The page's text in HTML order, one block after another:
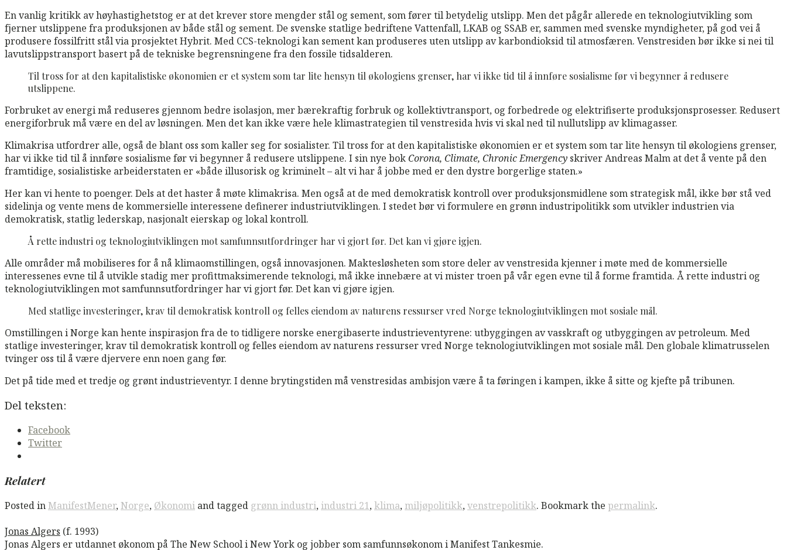
En vanlig kritikk av høyhastighetstog er at det krever store mengder stål og sement, som fører til betydelig utslipp. Men det pågår allerede en teknologiutvikling som
fjerner utslippene fra produksjonen av både stål og sement. De svenske statlige bedriftene Vattenfall, LKAB og SSAB er, sammen med svenske myndigheter, på god vei å
produsere fossilfritt stål via prosjektet Hybrit. Med CCS-teknologi kan sement kan produseres uten utslipp av karbondioksid til atmosfæren. Venstresiden bør ikke si nei til
lavutslippstransport basert på de tekniske begrensningene fra den fossile tidsalderen.
Til tross for at den kapitalistiske økonomien er et system som tar lite hensyn til økologiens grenser, har vi ikke tid til å innføre sosialisme før vi begynner å redusere
utslippene.
Forbruket av energi må reduseres gjennom bedre isolasjon, mer bærekraftig forbruk og kollektivtransport, og forbedrede og elektrifiserte produksjonsprosesser. Redusert
energiforbruk må være en del av løsningen. Men det kan ikke være hele klimastrategien til venstresida hvis vi skal ned til nullutslipp av klimagasser.
Klimakrisa utfordrer alle, også de blant oss som kaller seg for sosialister. Til tross for at den kapitalistiske økonomien er et system som tar lite hensyn til økologiens grenser,
har vi ikke tid til å innføre sosialisme før vi begynner å redusere utslippene. I sin nye bokCorona, Climate, Chronic Emergency skriver Andreas Malm at det å vente på den
framtidige, sosialistiske arbeiderstaten er «både illusorisk og kriminelt – alt vi har å jobbe med er den dystre borgerlige staten.»
Her kan vi hente to poenger. Dels at det haster å møte klimakrisa. Men også at de med demokratisk kontroll over produksjonsmidlene som strategisk mål, ikke bør stå ved
sidelinja og vente mens de kommersielle interessene definerer industriutviklingen. I stedet bør vi formulere en grønn industripolitikk som utvikler industrien via
demokratisk, statlig lederskap, nasjonalt eierskap og lokal kontroll.
Å rette industri og teknologiutviklingen mot samfunnsutfordringer har vi gjort før. Det kan vi gjøre igjen.
Alle områder må mobiliseres for å nå klimaomstillingen, også innovasjonen. Maktesløsheten som store deler av venstresida kjenner i møte med de kommersielle
interessenes evne til å utvikle stadig mer profittmaksimerende teknologi, må ikke innebære at vi mister troen på vår egen evne til å forme framtida. Å rette industri og
teknologiutviklingen mot samfunnsutfordringer har vi gjort før. Det kan vi gjøre igjen.
Med statlige investeringer, krav til demokratisk kontroll og felles eiendom av naturens ressurser vred Norge teknologiutviklingen mot sosiale mål.
Omstillingen i Norge kan hente inspirasjon fra de to tidligere norske energibaserte industrieventyrene: utbyggingen av vasskraft og utbyggingen av petroleum. Med
statlige investeringer, krav til demokratisk kontroll og felles eiendom av naturens ressurser vred Norge teknologiutviklingen mot sosiale mål. Den globale klimatrusselen
tvinger oss til å være djervere enn noen gang før.
Det på tide med et tredje og grønt industrieventyr. I denne brytingstiden må venstresidas ambisjon være å ta føringen i kampen, ikke å sitte og kjefte på tribunen.
Del teksten:
Facebook
Twitter
Relatert
Posted inManifestMener,Norge, Økonomi and tagged grønn industri,industri 21,klima,miljøpolitikk,venstrepolitikk. Bookmark the permalink.
Jonas Algers (f. 1993)
Jonas Algers er utdannet økonom på The New School i New York og jobber som samfunnsøkonom i Manifest Tankesmie.